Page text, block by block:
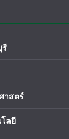
รี
าสตร์
ลยี